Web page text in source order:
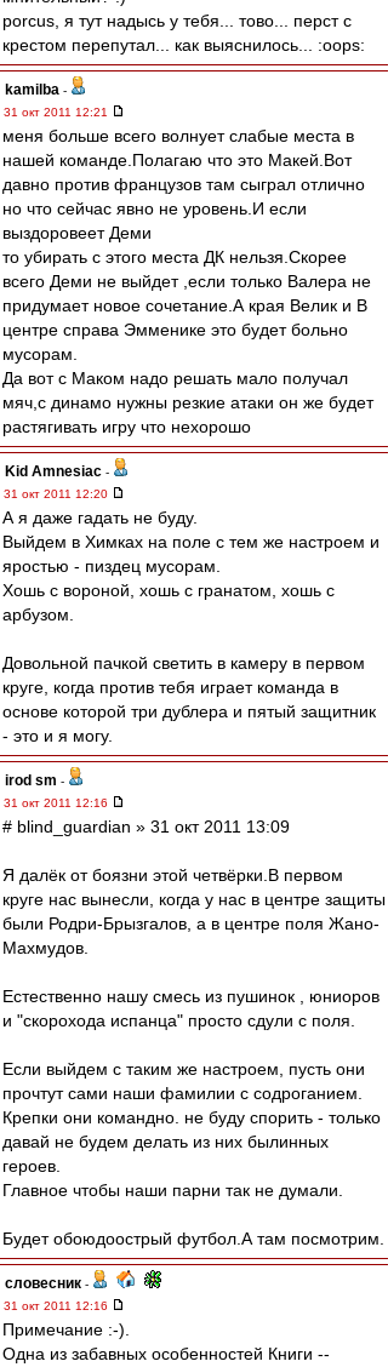
porcus, я тут надысь у тебя... тово... перст с
крестом перепутал... как выяснилось... :oops:
kamilba -
31 окт 2011 12:21
меня больше всего волнует слабые места в
нашей команде.Полагаю что это Макей.Вот
давно против французов там сыграл отлично
но что сейчас явно не уровень.И если
выздоровеет Деми
то убирать с этого места ДК нельзя.Скорее
всего Деми не выйдет ,если только Валера не
придумает новое сочетание.А края Велик и В
центре справа Эмменике это будет больно
мусорам.
Да вот с Маком надо решать мало получал
мяч,с динамо нужны резкие атаки он же будет
растягивать игру что нехорошо
Kid Amnesiac -
31 окт 2011 12:20
А я даже гадать не буду.
Выйдем в Химках на поле с тем же настроем и
яростью - пиздец мусорам.
Хошь с вороной, хошь с гранатом, хошь с
арбузом.
Довольной пачкой светить в камеру в первом
круге, когда против тебя играет команда в
основе которой три дублера и пятый защитник
- это и я могу.
irod sm -
31 окт 2011 12:16
# blind_guardian » 31 окт 2011 13:09
Я далёк от боязни этой четвёрки.В первом
круге нас вынесли, когда у нас в центре защиты
были Родри-Брызгалов, а в центре поля Жано-
Махмудов.
Естественно нашу смесь из пушинок , юниоров
и "скорохода испанца" просто сдули с поля.
Если выйдем с таким же настроем, пусть они
прочтут сами наши фамилии с содроганием.
Крепки они командно. не буду спорить - только
давай не будем делать из них былинных
героев.
Главное чтобы наши парни так не думали.
Будет обоюдоострый футбол.А там посмотрим.
словесник -
31 окт 2011 12:16
Примечание :-).
Одна из забавных особенностей Книги --